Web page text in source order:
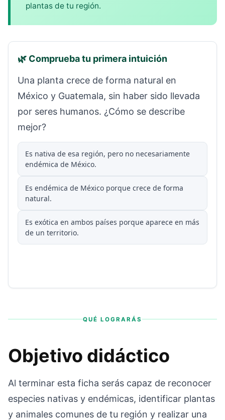
plantas de tu región.
🌿 Comprueba tu primera intuición
Una planta crece de forma natural en
México y Guatemala, sin haber sido llevada
por seres humanos. ¿Cómo se describe
mejor?
Es nativa de esa región, pero no necesariamente
endémica de México.
Es endémica de México porque crece de forma
natural.
Es exótica en ambos países porque aparece en más
de un territorio.
QUÉ LOGRARÁS
Objetivo didáctico
Al terminar esta ficha serás capaz de reconocer
especies nativas y endémicas, identificar plantas
y animales comunes de tu región y realizar una